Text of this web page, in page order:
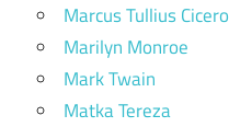
Marcus Tullius Cicero
Marilyn Monroe
Mark Twain
Matka Tereza